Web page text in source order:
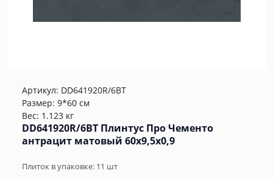
Артикул: DD641920R/6BT
Размер: 9*60 см
Вес: 1.123 кг
DD641920R/6BT Плинтус Про Чементо
антрацит матовый 60x9,5x0,9
Плиток в упаковке: 11 шт